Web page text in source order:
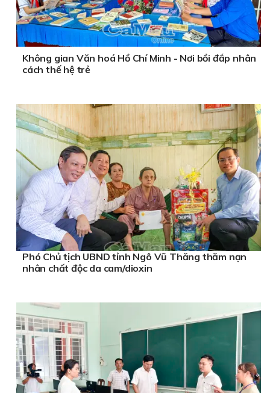
Không gian Văn hoá Hồ Chí Minh - Nơi bồi đắp nhân
cách thế hệ trẻ
Phó Chủ tịch UBND tỉnh Ngô Vũ Thăng thăm nạn
nhân chất độc da cam/dioxin